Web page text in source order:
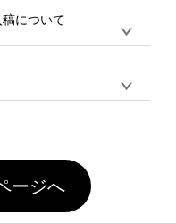
次回ご注文時に1ポイ
いただけます。ポイン
与され、次回ご注文時
イントの有効期限は一
ク】過去10カ月のご注
割引(最大5%)が適用
れていなければ、ラン
せん。
ー生地（Tシャツのホ
ナチュラル、ホワイト
着させるための処理剤
・低価格で商品をお届
とすことが可能です。
自身にて着用前に落と
お願いいたします。※1
ご注文に関わらず、前
について
も該当デザインのみ画
に変換、またはAdobe
で4,000円未満になる
ので、ご注意くださ
ージへ